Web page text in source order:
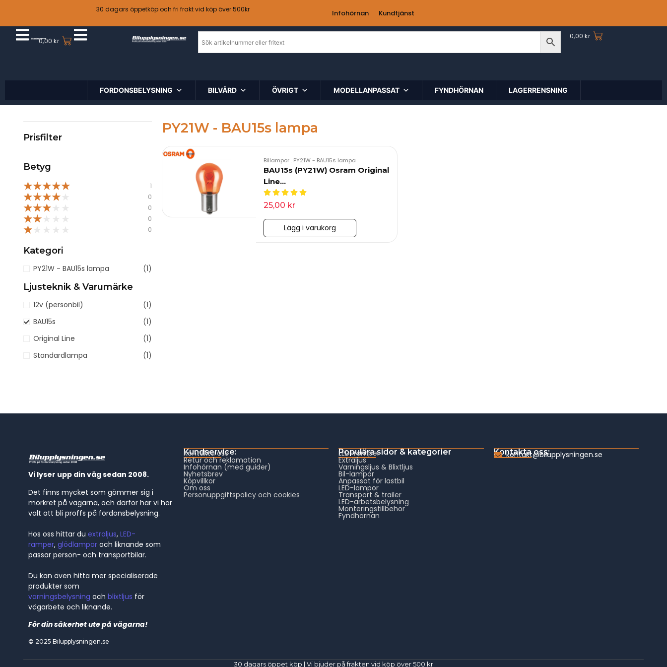
30 dagars öppetköp och fri frakt vid köp över 500kr Infohörnan Kundtjänst
0,00kr
0,00kr
FORDONSBELYSNING BILVÅRD ÖVRIGT MODELLANPASSAT FYNDHÖRNAN LAGERRENSNING
Prisfilter
Betyg
★★★★★ 1
★★★★ 0
★★★ 0
★★ 0
★ 0
Kategori
PY21W - BAU15s lampa (1)
Ljusteknik & Varumärke
12v (personbil)
(1)
BAU15s
(1)
Original Line
(1)
Standardlampa
(1)
PY21W - BAU15s lampa
Billampor. PY21W - BAU15s lampa
BAU15s (PY21W) Osram Original
Line…
25,00 kr
Lägg i varukorg
Vi lyser upp din väg sedan 2008.
Det finns mycket som gömmer sig i
mörkret på vägarna, och därför har vi har
valt att bli proffs på fordonsbelysning.
Hos oss hittar du extraljus, LED-
ramper, glödlampor och liknande som
passar person- och transportbilar.
Du kan även hitta mer specialiserade
produkter som
varningsbelysning och blixtljus för
vägarbete och liknande.
För din säkerhet ute på vägarna!
© 2025 Bilupplysningen.se
Kundservice:
Kontakta oss
Retur och reklamation
Infohörnan (med guider)
Nyhetsbrev
Köpvillkor
Om oss
Personuppgiftspolicy och cookies
Populära sidor & kategorier
LED-ramper
Extraljus
Varningsljus & Blixtljus
Bil-lampor
Anpassat för lastbil
LED-lampor
Transport & trailer
LED-arbetsbelysning
Monteringstillbehör
Fyndhörnan
Kontakta oss:
kontakt@bilupplysningen.se
30 dagars öppet köp | Vi bjuder på frakten vid köp över 500 kr